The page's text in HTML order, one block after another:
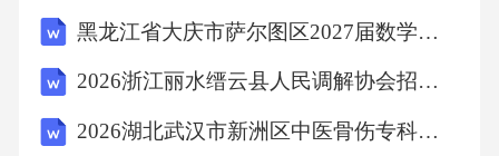
案：-审查不可抗力条款：合同若未约定不可抗
力范围，可参照《民法典》第590条（如自然灾
害、政府行为等）。-主张部分免责：若供应商
仅部分延迟，己方可要求减少违约金或延期付
黑龙江省大庆市萨尔图区2027届数学六年级第一学期期末质量检测试题含解析
2026浙江丽水缙云县人民调解协会招聘8人备考题库及完整答案详解1套
2026湖北武汉市新洲区中医骨伤专科医院招聘护理人员7人备考题库完整参考答案详解